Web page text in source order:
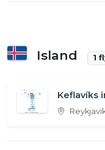
Island 1
Keflavíks